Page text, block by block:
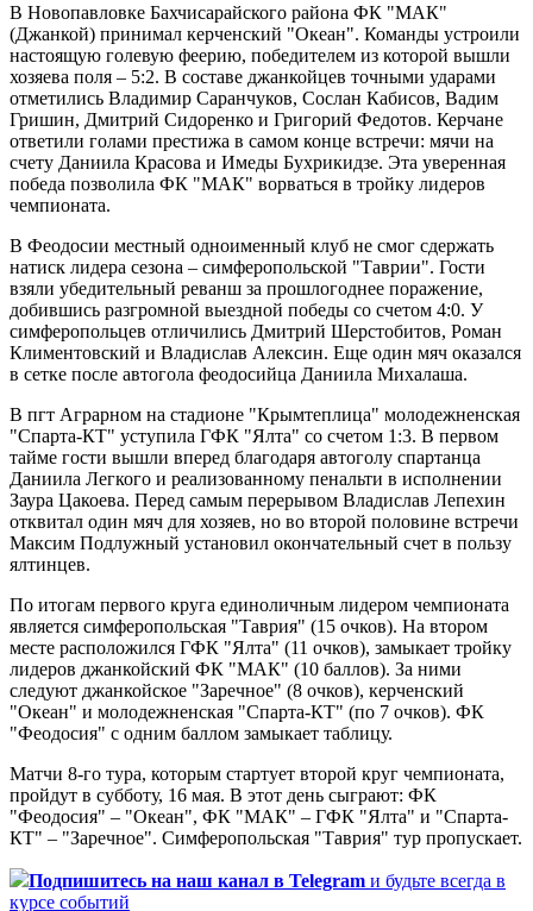
В Новопавловке Бахчисарайского района ФК "МАК"
(Джанкой) принимал керченский "Океан". Команды устроили
настоящую голевую феерию, победителем из которой вышли
хозяева поля – 5:2. В составе джанкойцев точными ударами
отметились Владимир Саранчуков, Сослан Кабисов, Вадим
Гришин, Дмитрий Сидоренко и Григорий Федотов. Керчане
ответили голами престижа в самом конце встречи: мячи на
счету Даниила Красова и Имеды Бухрикидзе. Эта уверенная
победа позволила ФК "МАК" ворваться в тройку лидеров
чемпионата.
В Феодосии местный одноименный клуб не смог сдержать
натиск лидера сезона – симферопольской "Таврии". Гости
взяли убедительный реванш за прошлогоднее поражение,
добившись разгромной выездной победы со счетом 4:0. У
симферопольцев отличились Дмитрий Шерстобитов, Роман
Климентовский и Владислав Алексин. Еще один мяч оказался
в сетке после автогола феодосийца Даниила Михалаша.
В пгт Аграрном на стадионе "Крымтеплица" молодежненская
"Спарта-КТ" уступила ГФК "Ялта" со счетом 1:3. В первом
тайме гости вышли вперед благодаря автоголу спартанца
Даниила Легкого и реализованному пенальти в исполнении
Заура Цакоева. Перед самым перерывом Владислав Лепехин
отквитал один мяч для хозяев, но во второй половине встречи
Максим Подлужный установил окончательный счет в пользу
ялтинцев.
По итогам первого круга единоличным лидером чемпионата
является симферопольская "Таврия" (15 очков). На втором
месте расположился ГФК "Ялта" (11 очков), замыкает тройку
лидеров джанкойский ФК "МАК" (10 баллов). За ними
следуют джанкойское "Заречное" (8 очков), керченский
"Океан" и молодежненская "Спарта-КТ" (по 7 очков). ФК
"Феодосия" с одним баллом замыкает таблицу.
Матчи 8-го тура, которым стартует второй круг чемпионата,
пройдут в субботу, 16 мая. В этот день сыграют: ФК
"Феодосия" – "Океан", ФК "МАК" – ГФК "Ялта" и "Спарта-
КТ" – "Заречное". Симферопольская "Таврия" тур пропускает.
Подпишитесь на наш канал в Telegram и будьте всегда в
курсе событий